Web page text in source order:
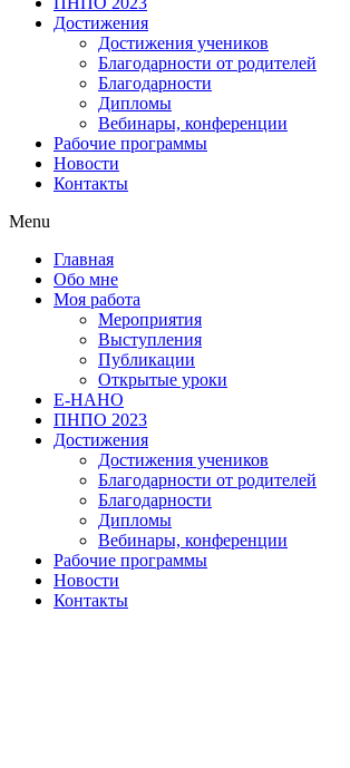
Достижения
Достижения учеников
Благодарности от родителей
Благодарности
Дипломы
Вебинары, конференции
Рабочие программы
Новости
Контакты
Menu
Главная
Обо мне
Моя работа
Мероприятия
Выступления
Публикации
Открытые уроки
Е-НАНО
ПНПО 2023
Достижения
Достижения учеников
Благодарности от родителей
Благодарности
Дипломы
Вебинары, конференции
Рабочие программы
Новости
Контакты